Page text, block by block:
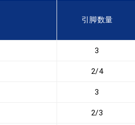
引脚数量
3
2/4
3
2/3